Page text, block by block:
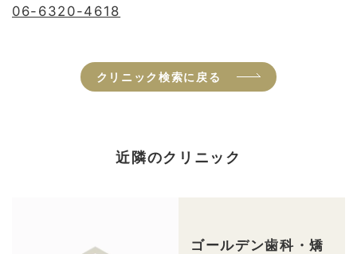
06-6320-4618
クリニック検索に戻る
近隣のクリニック
ゴールデン歯科・矯